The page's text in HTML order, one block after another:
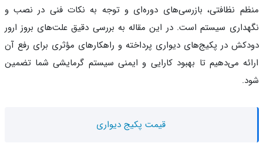
نظافتی، بازرسی‌های دوره‌ای و توجه به نکات فنی در نصب و
سیستم است. در این مقاله به بررسی دقیق علت‌های بروز ارور
در پکیج‌های دیواری پرداخته و راهکارهای مؤثری برای رفع آن
می‌دهیم تا بهبود کارایی و ایمنی سیستم گرمایشی شما تضمین
قیمت پکیج دیواری